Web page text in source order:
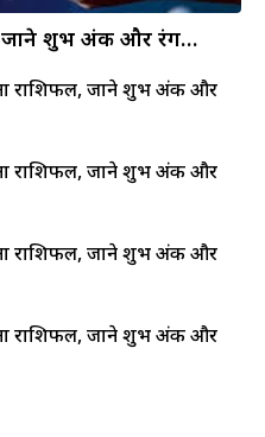
जाने शुभ अंक और रंग…
राशिफल, जाने शुभ अंक और
राशिफल, जाने शुभ अंक और
राशिफल, जाने शुभ अंक और
राशिफल, जाने शुभ अंक और